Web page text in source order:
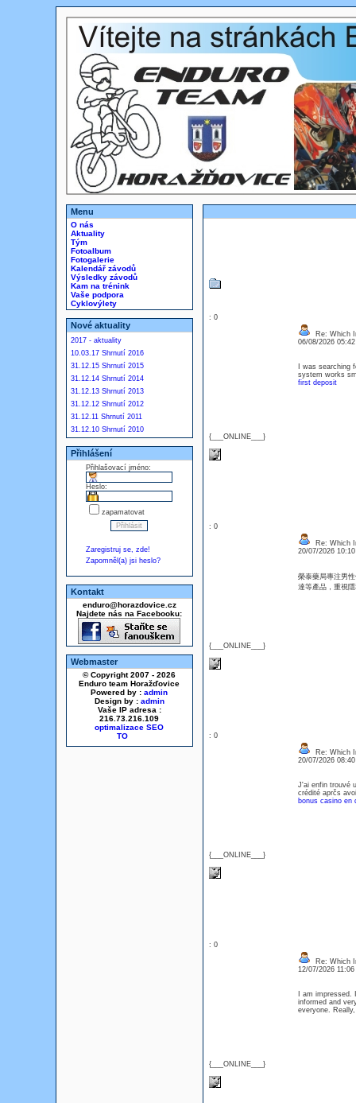
Menu
O nás
Aktuality
Tým
Fotoalbum
Fotogalerie
Kalendář závodů
Výsledky závodů
Kam na trénink
Vaše podpora
Cyklovýlety
Nové aktuality
2017 - aktuality
10.03.17 Shrnutí 2016
31.12.15 Shrnutí 2015
31.12.14 Shrnutí 2014
31.12.13 Shrnutí 2013
31.12.12 Shrnutí 2012
31.12.11 Shrnutí 2011
31.12.10 Shrnutí 2010
Přihlášení
Přihlašovací jméno:
Heslo:
zapamatovat
Zaregistruj se, zde!
Zapomněl(a) jsi heslo?
Kontakt
enduro@horazdovice.cz
Najdete nás na Facebooku:
Webmaster
© Copyright 2007 - 2026
Enduro team Horažďovice
Powered by : admin
Design by : admin
Vaše IP adresa :
216.73.216.109
optimalizace SEO
: 0
{___ONLINE___}
Re: Which
06/08/2026
I was searching
system works
first deposit
: 0
{___ONLINE___}
Re: Which
20/07/2026
榮泰藥局專注男
達等產品，重視
: 0
{___ONLINE___}
Re: Which
20/07/2026
J'ai enfin trouvé
crédité aprčs
bonus casino en
: 0
{___ONLINE___}
Re: Which
12/07/2026
I am
informed and
everyone.